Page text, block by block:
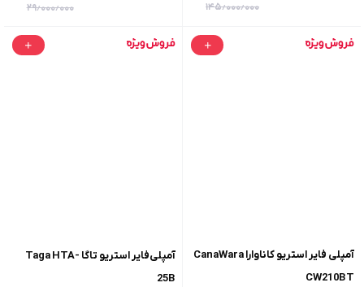
۱۴۵٫۰۰۰٫۰۰۰ ۲۹٫۰۰۰٫۰۰۰
آمپلی فایر استریو کاناوارا CanaWara
CW210BT
آمپلی‌فایر استریو تاگا Taga HTA-
25B